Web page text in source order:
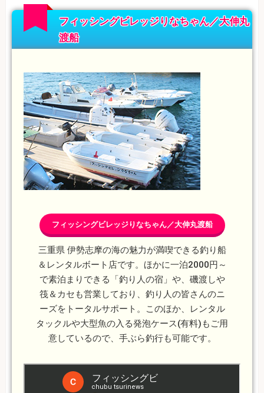
フィッシングビレッジりなちゃん／大伸丸
渡船
フィッシングビレッジりなちゃん／大伸丸渡船
三重県 伊勢志摩の海の魅力が満喫できる釣り船
＆レンタルボート店です。ほかに一泊2000円～
で素泊まりできる「釣り人の宿」や、磯渡しや
筏＆カセも営業しており、釣り人の皆さんのニ
ーズをトータルサポート。このほか、レンタル
タックルや大型魚の入る発泡ケース(有料)もご用
意しているので、手ぶら釣行も可能です。